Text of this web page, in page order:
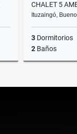
CHALET 5
Ituzaingó,
3 Dormitorios
2 Baños